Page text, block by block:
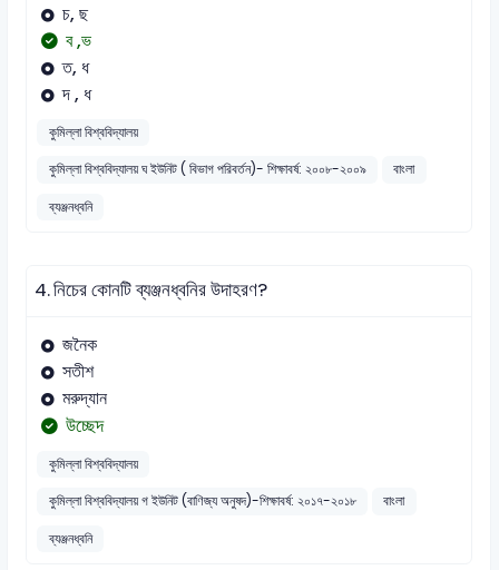
চ, ছ
ব ,ভ
ত, ধ
দ , ধ
কুমিল্লা বিশ্ববিদ্যালয়
কুমিল্লা বিশ্ববিদ্যালয় ঘ ইউনিট ( বিভাগ পরিবর্তন)- শিক্ষাবর্ষ: ২০০৮-২০০৯
বাংলা
ব্যঞ্জনধ্বনি
4.নিচের কোনটি ব্যঞ্জনধ্বনির উদাহরণ?
জনৈক
সতীশ
মরুদ্যান
উচ্ছেদ
কুমিল্লা বিশ্ববিদ্যালয়
কুমিল্লা বিশ্ববিদ্যালয় গ ইউনিট (বাণিজ্য অনুষদ)-শিক্ষাবর্ষ: ২০১৭-২০১৮
বাংলা
ব্যঞ্জনধ্বনি